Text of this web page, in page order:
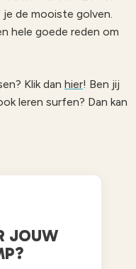
de mooiste golven.
hele goede reden om
Klik dan hier! Ben jij
leren surfen? Dan kan
JOUW